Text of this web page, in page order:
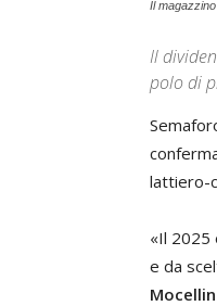
Il
Il
polo di
lattiero-
«Il 2025
e da
Mocellin